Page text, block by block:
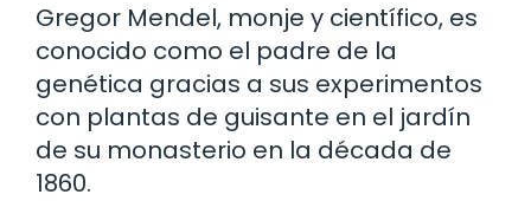
Gregor Mendel, monje y científico, es
conocido como el padre de la
genética gracias a sus experimentos
con plantas de guisante en el jardín
de su monasterio en la década de
1860.